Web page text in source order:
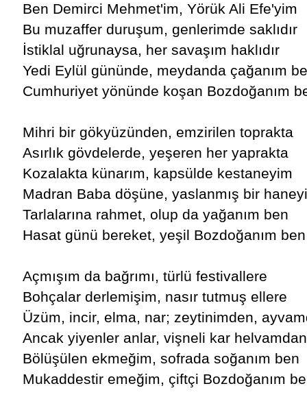
Ben Demirci Mehmet'im, Yörük Ali Efe'yim
Bu muzaffer duruşum, genlerimde saklıdır
İstiklal uğrunaysa, her savaşım haklıdır
Yedi Eylül gününde, meydanda çağanım
Cumhuriyet yönünde koşan Bozdoğanım
Mihri bir gökyüzünden, emzirilen toprakta
Asırlık gövdelerde, yeşeren her yaprakta
Kozalakta künarım, kapsülde kestaneyim
Madran Baba döşüne, yaslanmış bir
Tarlalarına rahmet, olup da yağanım ben
Hasat günü bereket, yeşil Bozdoğanım ben
Açmışım da bağrımı, türlü festivallere
Bohçalar derlemişim, nasır tutmuş ellere
Üzüm, incir, elma, nar; zeytinimden,
Ancak yiyenler anlar, vişneli kar helvamdan
Bölüşülen ekmeğim, sofrada soğanım ben
Mukaddestir emeğim, çiftçi Bozdoğanım